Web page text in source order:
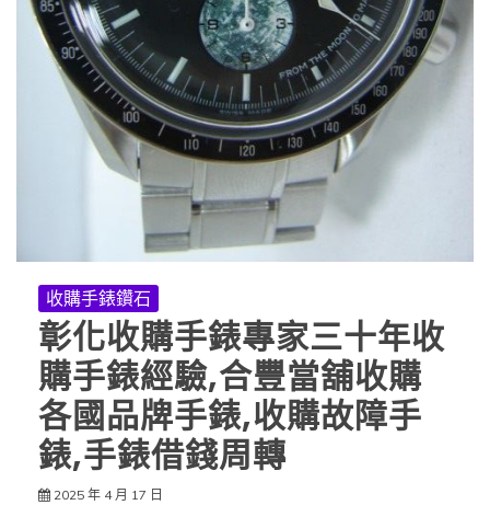
收購手錶鑽石
彰化收購手錶專家三十年收
購手錶經驗,合豐當舖收購
各國品牌手錶,收購故障手
錶,手錶借錢周轉
2025 年 4 月 17 日